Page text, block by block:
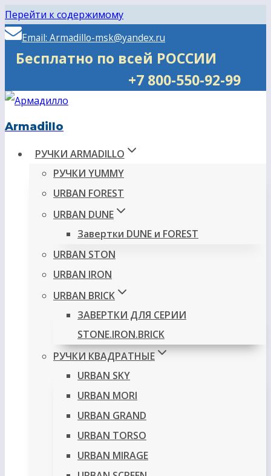
Перейти к содержимому
Email: Armadillo-msk@yandex.ru
Бесплатно по всей РОССИИ
+7 800-550-92-99
Armadillo
РУЧКИ ARMADILLO
РУЧКИ YUMMY
URBAN FOREST
URBAN DUNE
Завертки DUNE и FOREST
URBAN STON
URBAN IRON
URBAN BRICK
ЗАВЕРТКИ ДЛЯ СЕРИИ
STONE.IRON.BRICK
РУЧКИ КВАДРАТНЫЕ
URBAN SKY
URBAN MORI
URBAN GRAND
URBAN TORSO
URBAN MIRAGE